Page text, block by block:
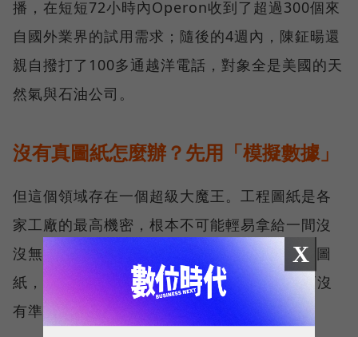
播，在短短72小時內Operon收到了超過300個來
自國外業界的試用需求；隨後的4週內，陳鉦暘還
親自撥打了100多通越洋電話，對象全是美國的天
然氣與石油公司。
沒有真圖紙怎麼辦？先用「模擬數據」
但這個領域存在一個超級大魔王。工程圖紙是各
家工廠的最高機密，根本不可能輕易拿給一間沒
沒無聞的台灣新創測試。沒有客戶就沒有真實圖
紙，沒有圖紙就無法訓練出精準的AI模型，而沒
有準確的模型就更拿不到客戶。
X